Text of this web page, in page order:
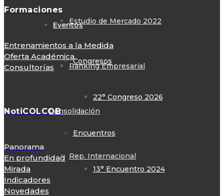
Eventos
Congresos
22° Congreso 2026
Encuentros
13° Encuentro 2024
Estudio de Mercado 2022
Ranking Empresarial
Consolidación
Rep. Internacional
Formaciones
Entrenamientos a la Medida
Oferta Académica
Consultorías
NotiCOLCOB
Panorama
En profundidad
Mirada
Indicadores
Novedades